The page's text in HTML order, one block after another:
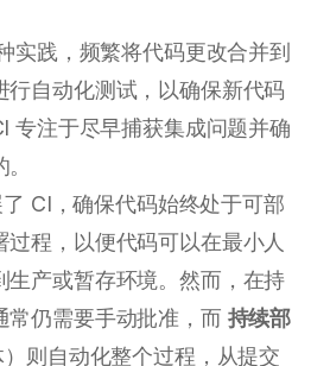
实践，频繁将代码更改合并到
行自动化测试，以确保新代码
专注于尽早捕获集成问题并确
CI，确保代码始终处于可部
程，以便代码可以在最小人
生产或暂存环境。然而，在持
常仍需要手动批准，而 持续部
则自动化整个过程，从提交